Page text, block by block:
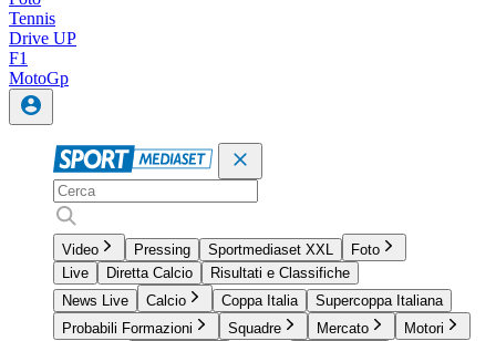
Tennis
Drive UP
F1
MotoGp
Video Pressing Sportmediaset XXL
Foto
Live
Diretta Calcio
Risultati e Classifiche
News Live
Calcio Coppa Italia
Supercoppa Italiana
Probabili Formazioni
Squadre Mercato
Motori